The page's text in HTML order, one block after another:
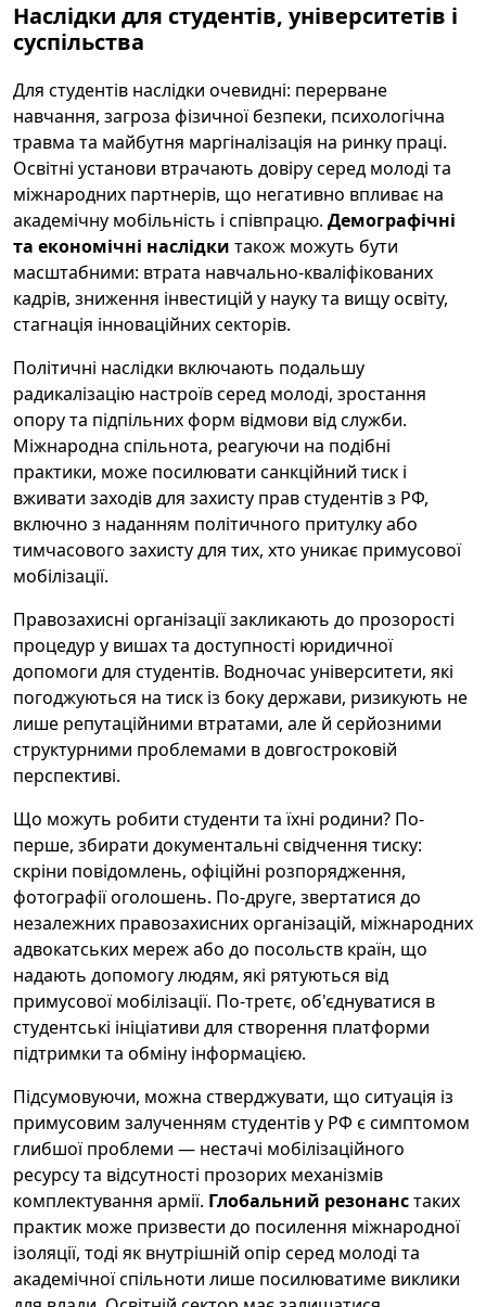
Наслідки для студентів, університетів і
суспільства
Для студентів наслідки очевидні: перерване
навчання, загроза фізичної безпеки, психологічна
травма та майбутня маргіналізація на ринку праці.
Освітні установи втрачають довіру серед молоді та
міжнародних партнерів, що негативно впливає на
академічну мобільність і співпрацю. Демографічні
та економічні наслідки також можуть бути
масштабними: втрата навчально-кваліфікованих
кадрів, зниження інвестицій у науку та вищу освіту,
стагнація інноваційних секторів.
Політичні наслідки включають подальшу
радикалізацію настроїв серед молоді, зростання
опору та підпільних форм відмови від служби.
Міжнародна спільнота, реагуючи на подібні
практики, може посилювати санкційний тиск і
вживати заходів для захисту прав студентів з РФ,
включно з наданням політичного притулку або
тимчасового захисту для тих, хто уникає примусової
мобілізації.
Правозахисні організації закликають до прозорості
процедур у вишах та доступності юридичної
допомоги для студентів. Водночас університети, які
погоджуються на тиск із боку держави, ризикують не
лише репутаційними втратами, але й серйозними
структурними проблемами в довгостроковій
перспективі.
Що можуть робити студенти та їхні родини? По-
перше, збирати документальні свідчення тиску:
скріни повідомлень, офіційні розпорядження,
фотографії оголошень. По-друге, звертатися до
незалежних правозахисних організацій, міжнародних
адвокатських мереж або до посольств країн, що
надають допомогу людям, які рятуються від
примусової мобілізації. По-третє, об'єднуватися в
студентські ініціативи для створення платформи
підтримки та обміну інформацією.
Підсумовуючи, можна стверджувати, що ситуація із
примусовим залученням студентів у РФ є симптомом
глибшої проблеми — нестачі мобілізаційного
ресурсу та відсутності прозорих механізмів
комплектування армії. Глобальний резонанстаких
практик може призвести до посилення міжнародної
ізоляції, тоді як внутрішній опір серед молоді та
академічної спільноти лише посилюватиме виклики